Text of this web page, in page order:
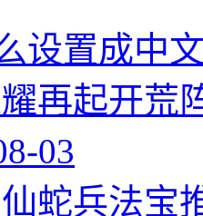
设置成中
再起开荒
03
蛇兵法宝